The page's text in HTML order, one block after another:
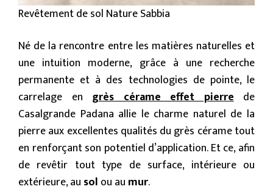
Revêtement de sol Nature Sabbia
Né de la rencontre entre les matières naturelles et
une intuition moderne, grâce à une recherche
permanente et à des technologies de pointe, le
carrelage en grès cérame effet pierrede
Casalgrande Padana allie le charme naturel de la
pierre aux excellentes qualités du grès cérame tout
en renforçant son potentiel d’application. Et ce, afin
de revêtir tout type de surface, intérieure ou
extérieure, au sol ou au mur.